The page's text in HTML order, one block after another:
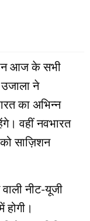
आज के सभी
ने
का अभिन्‍न
वहीं नवभारत
को साज़िशन
नीट-यूजी
होगी।